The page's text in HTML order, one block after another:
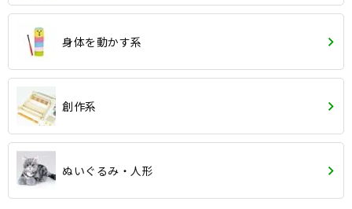
身体を動かす系
創作系
ぬいぐるみ・人形